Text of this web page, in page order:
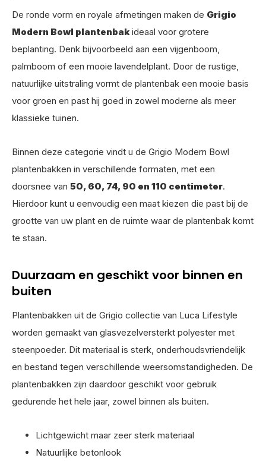
De ronde vorm en royale afmetingen maken de Grigio
Modern Bowl plantenbak ideaal voor grotere
beplanting. Denk bijvoorbeeld aan een vijgenboom,
palmboom of een mooie lavendelplant. Door de rustige,
natuurlijke uitstraling vormt de plantenbak een mooie basis
voor groen en past hij goed in zowel moderne als meer
klassieke tuinen.
Binnen deze categorie vindt u de Grigio Modern Bowl
plantenbakken in verschillende formaten, met een
doorsnee van 50, 60, 74, 90 en 110 centimeter.
Hierdoor kunt u eenvoudig een maat kiezen die past bij de
grootte van uw plant en de ruimte waar de plantenbak komt
te staan.
Duurzaam en geschikt voor binnen en
buiten
Plantenbakken uit de Grigio collectie van Luca Lifestyle
worden gemaakt van glasvezelversterkt polyester met
steenpoeder. Dit materiaal is sterk, onderhoudsvriendelijk
en bestand tegen verschillende weersomstandigheden. De
plantenbakken zijn daardoor geschikt voor gebruik
gedurende het hele jaar, zowel binnen als buiten.
Lichtgewicht maar zeer sterk materiaal
Natuurlijke betonlook